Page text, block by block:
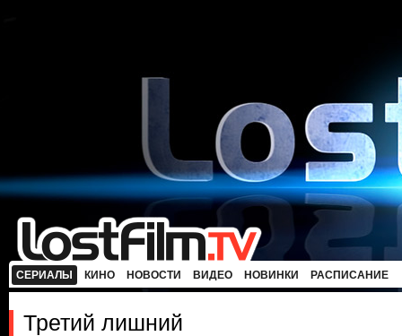
СЕРИАЛЫ КИНО НОВОСТИ ВИДЕО НОВИНКИ РАСПИСАНИЕ
Третий лишний